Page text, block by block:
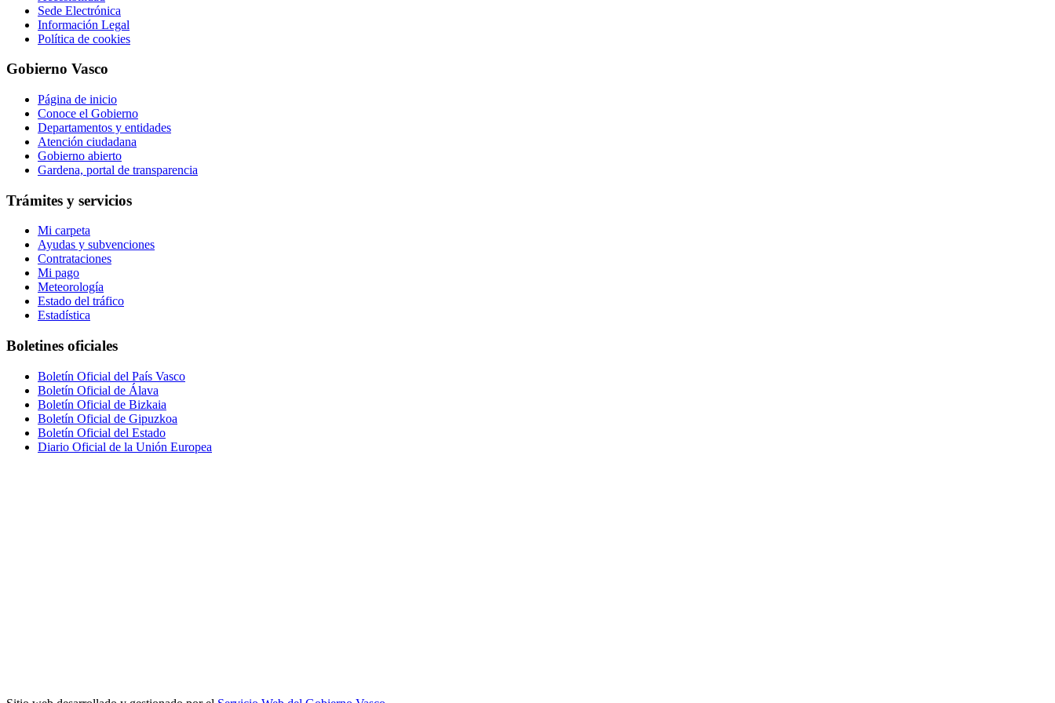
Sede Electrónica
Información Legal
Política de cookies
Gobierno Vasco
Página de inicio
Conoce el Gobierno
Departamentos y entidades
Atención ciudadana
Gobierno abierto
Gardena, portal de transparencia
Trámites y servicios
Mi carpeta
Ayudas y subvenciones
Contrataciones
Mi pago
Meteorología
Estado del tráfico
Estadística
Boletines oficiales
Boletín Oficial del País Vasco
Boletín Oficial de Álava
Boletín Oficial de Bizkaia
Boletín Oficial de Gipuzkoa
Boletín Oficial del Estado
Diario Oficial de la Unión Europea